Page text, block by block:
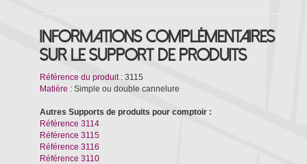
Informations complémentaires
sur le support de produits
Référence du produit: 3115
Matière : Simple ou double cannelure
Autres Supports de produits pour comptoir :
Référence 3114
Référence 3115
Référence 3116
Référence 3110